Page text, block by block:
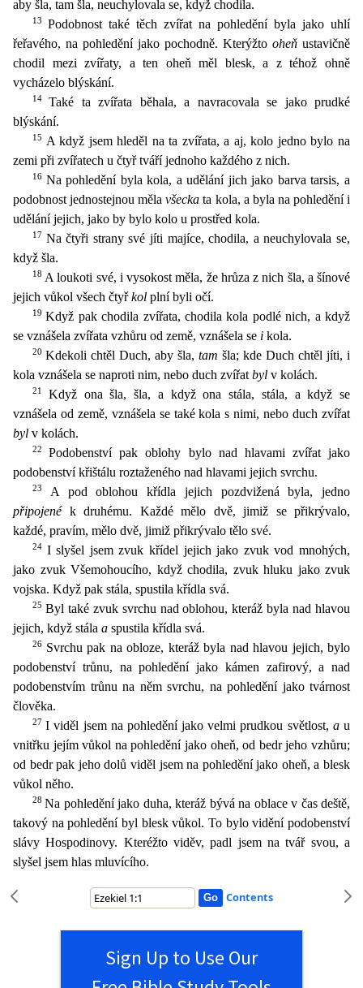
aby šla, tam šla, neuchylovala se, když chodila.
13 Podobnost také těch zvířat na pohledění byla jako uhlí
řeřavého, na pohledění jako pochodně. Kterýžto oheň ustavičně
chodil mezi zvířaty, a ten oheň měl blesk, a z téhož ohně
vycházelo blýskání.
14Také ta zvířata běhala, a navracovala se jako prudké
blýskání.
15
A když jsem hleděl na ta zvířata, a aj, kolo jedno bylo na
zemi při zvířatech u čtyř tváří jednoho každého z nich.
16 Na pohledění byla kola, a udělání jich jako barva tarsis, a
podobnost jednostejnou mělavšecka ta kola, a byla na pohledění i
udělání jejich, jako by bylo kolo u prostřed kola.
17 Na čtyři strany své jíti majíce, chodila, a neuchylovala se,
když šla.
18 A loukoti své, i vysokost měla, že hrůza z nich šla, a šínové
jejich vůkol všech čtyřkol plní byli očí.
19Když pak chodila zvířata, chodila kola podlé nich, a když
se vznášela zvířata vzhůru od země, vznášela se i kola.
20 Kdekoli chtěl Duch, aby šla, tam šla; kde Duch chtěl jíti, i
kola vznášela se naproti nim, nebo duch zvířat byl v kolách.
21 Když ona šla, šla, a když ona stála, stála, a když se
vznášela od země, vznášela se také kola s nimi, nebo duch zvířat
byl v kolách.
22Podobenství pak oblohy bylo nad hlavami zvířat jako
podobenství křištálu roztaženého nad hlavami jejich svrchu.
23
A pod oblohou křídla jejich pozdvižená byla, jedno
připojenék druhému. Každé mělo dvě, jimiž se přikrývalo,
každé, pravím, mělo dvě, jimiž přikrývalo tělo své.
24 I slyšel jsem zvuk křídel jejich jako zvuk vod mnohých,
jako zvuk Všemohoucího, když chodila, zvuk hluku jako zvuk
vojska. Když pak stála, spustila křídla svá.
25 Byl také zvuk svrchu nad oblohou, kteráž byla nad hlavou
jejich, když stála a spustila křídla svá.
26 Svrchu pak na obloze, kteráž byla nad hlavou jejich, bylo
podobenství trůnu, na pohledění jako kámen zafirový, a nad
podobenstvím trůnu na něm svrchu, na pohledění jako tvárnost
člověka.
27I viděl jsem na pohledění jako velmi prudkou světlost, au
vnitřku jejím vůkol na pohledění jako oheň,od bedr jeho vzhůru;
od bedr pak jeho dolů viděl jsem na pohledění jako oheň, a blesk
vůkol něho.
28Na pohledění jako duha, kteráž bývá na oblace v čas deště,
takový na pohledění byl blesk vůkol. To bylo vidění podobenství
slávy Hospodinovy. Kteréžto viděv, padl jsem na tvář svou, a
slyšel jsem hlas mluvícího.
Contents
Sign Up to Use Our